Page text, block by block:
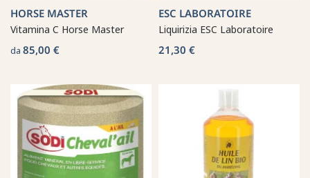
HORSE MASTER
Vitamina C Horse Master
da 85,00 €
ESC LABORATOIRE
Liquirizia ESC Laboratoire
21,30 €